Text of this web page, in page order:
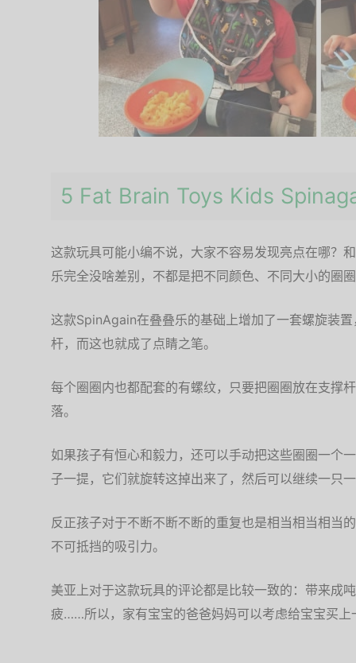
5 Fat Brain Toys Kids
这款玩具可能小编不说，大家不容易发现亮点在哪？
乐完全没啥差别，不都是把不同颜色、不同大小的圈
这款SpinAgain在叠叠乐的基础上增加了一套螺旋装
杆，而这也就成了点睛之笔。
每个圈圈内也都配套的有螺纹，只要把圈圈放在支撑
落。
如果孩子有恒心和毅力，还可以手动把这些圈圈一个
子一提，它们就旋转这掉出来了，然后可以继续一只
反正孩子对于不断不断不断的重复也是相当相当相当
不可抵挡的吸引力。
美亚上对于这款玩具的评论都是比较一致的：带来成
疲……所以，家有宝宝的爸爸妈妈可以考虑给宝宝买上